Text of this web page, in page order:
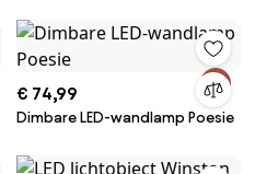
€ 74,99
Dimbare LED-wandlamp Poesie